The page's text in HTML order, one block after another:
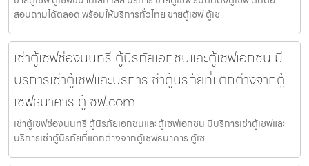
สอบถามได้ตลอด พร้อมให้บริการทั่วไทย ขายตู้เซฟ ตู้เซ
เช่าตู้เซฟช่องนนทรี ตู้นิรภัยเอกชนและตู้เซฟเอกชน มี
บริการเช่าตู้เซฟและบริการเช่าตู้นิรภัยที่แตกต่างจากตู้
เซฟธนาคาร ตู้เซฟ.com
เช่าตู้เซฟช่องนนทรี ตู้นิรภัยเอกชนและตู้เซฟเอกชน มีบริการเช่าตู้เซฟและ
บริการเช่าตู้นิรภัยที่แตกต่างจากตู้เซฟธนาคาร ตู้เซ